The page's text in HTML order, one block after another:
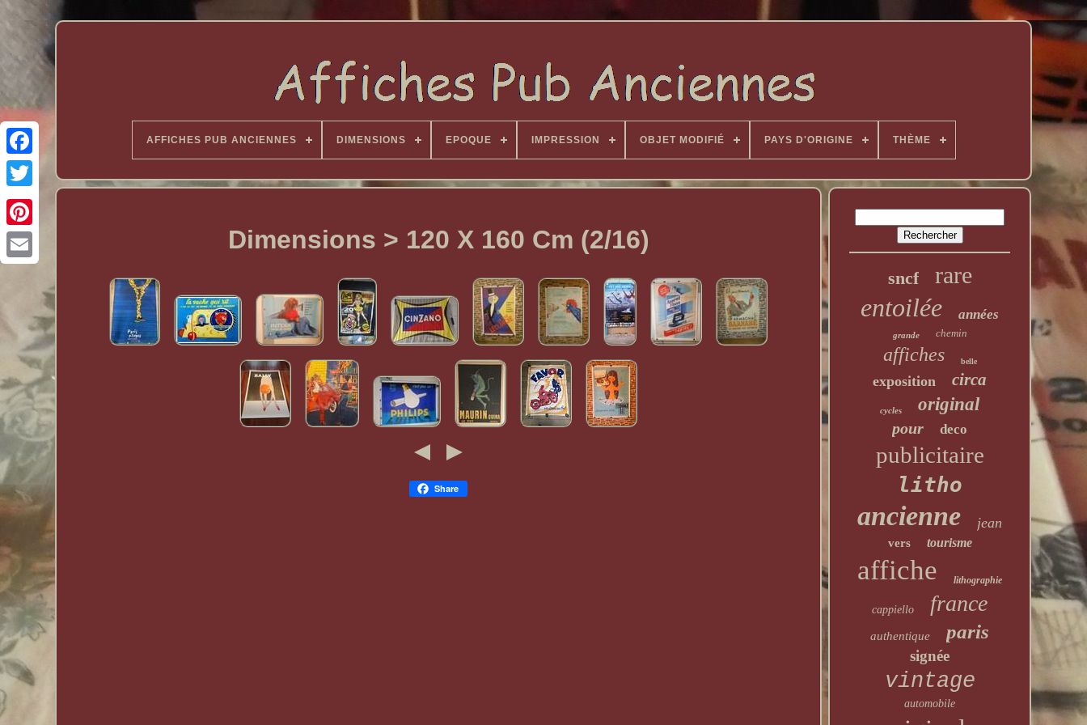
AFFICHES PUB ANCIENNES DIMENSIONS EPOQUE IMPRESSION OBJET MODIFIÉ PAYS D'ORIGINE THÈME
Dimensions > 120 X 160 Cm (2/16)
Share
sncf rare
entoilée années
grande chemin
affiches belle
exposition circa
cycles original
pour deco
publicitaire
litho
ancienne jean
vers tourisme
affiche lithographie
cappiello france
authentique paris
signée
vintage
automobile